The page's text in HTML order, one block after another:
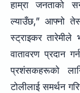
हाम्रा जनताको
ल्याउँछ,” आफ्नो
स्ट्राइकर तारेमीले
वातावरण प्रदान
प्रशंसकहरूको
टोलीलाई समर्थन